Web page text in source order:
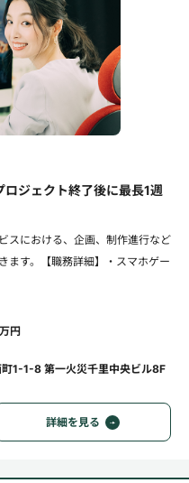
ジェクト終了後に最長1週
スにおける、企画、制作進行など
ます。【職務詳細】・スマホゲー
万円
1-1-8 第一火災千里中央ビル8F
詳細を見る